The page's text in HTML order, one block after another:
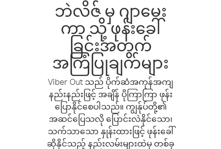
ဘဲလိဇ် မှ ဂျာမေး
ကာ သို့ ဖုန်းခေါ်
ခြင်းအတွက်
အကြံပြုချက်များ
Viber Out သည် ပိုက်ဆံအကုန်အကျ
နည်းနည်းဖြင့် အချိန် ပိုကြာကြာ ဖုန်း
ပြောနိုင်စေပါသည်။ ကျွန်ုပ်တို့၏
အဆင်ပြေသလို ပြောင်းလဲနိုင်သော၊
သက်သာသော နှုန်းထားဖြင့် ဖုန်းခေါ်
ဆိုနိုင်သည့် နည်းလမ်းများထဲမှ တစ်ခု